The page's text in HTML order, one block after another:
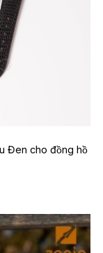
Đen cho đồng hồ